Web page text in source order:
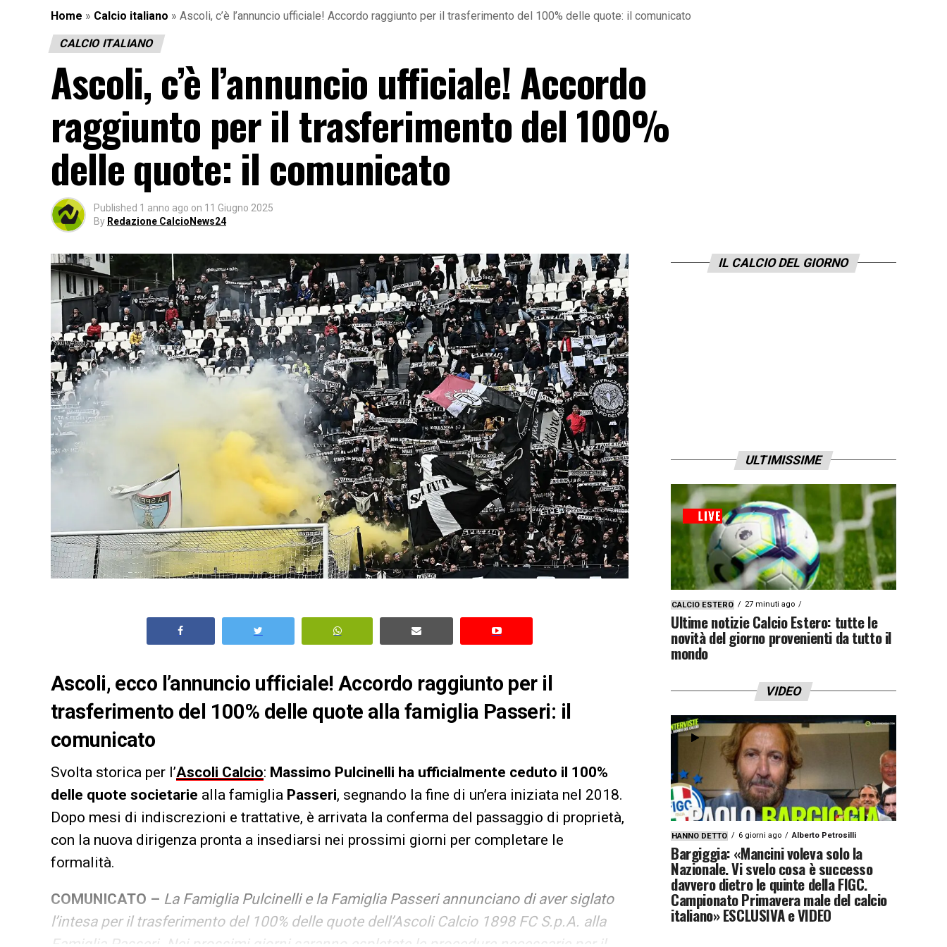
Home » Calcio italiano » Ascoli, c’è l’annuncio ufficiale! Accordo raggiunto per il trasferimento del 100% delle quote: il comunicato
CALCIO ITALIANO
Ascoli, c’è l’annuncio ufficiale! Accordo
raggiunto per il trasferimento del 100%
delle quote: il comunicato
Published 1 anno ago on 11 Giugno 2025
By Redazione CalcioNews24
Ascoli, ecco l’annuncio ufficiale! Accordo raggiunto per il
trasferimento del 100% delle quote alla famiglia Passeri: il
comunicato
Svolta storica per l’Ascoli Calcio: Massimo Pulcinelli ha ufficialmente ceduto il 100%
delle quote societarie alla famiglia Passeri, segnando la fine di un’era iniziata nel 2018.
Dopo mesi di indiscrezioni e trattative, è arrivata la conferma del passaggio di proprietà,
con la nuova dirigenza pronta a insediarsi nei prossimi giorni per completare le
formalità.
COMUNICATO – La Famiglia Pulcinelli e la Famiglia Passeri annunciano di aver siglato
l’intesa per il trasferimento del 100% delle quote dell’Ascoli Calcio 1898 FC S.p.A. alla
IL CALCIO DEL GIORNO
ULTIMISSIME
CALCIO ESTERO 27 minuti ago
Ultime notizie Calcio Estero: tutte le
novità del giorno provenienti da tutto il
mondo
VIDEO
HANNO DETTO 6 giorni ago Alberto Petrosilli
Bargiggia: «Mancini voleva solo la
Nazionale. Vi svelo cosa è successo
davvero dietro le quinte della FIGC.
Campionato Primavera male del calcio
italiano» ESCLUSIVA e VIDEO